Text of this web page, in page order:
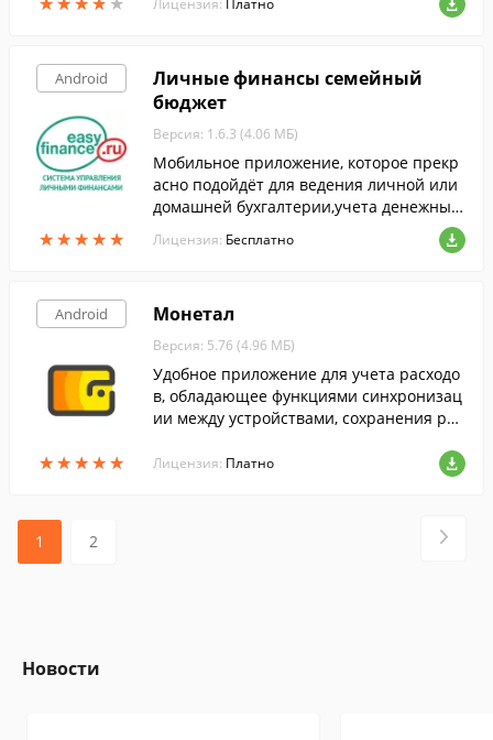
Лицензия: Платно
Android
★★★★★
★★★★★
Личные финансы семейный
бюджет
Версия: 1.6.3 (4.06 МБ)
Мобильное приложение, которое прекр
асно подойдёт для ведения личной или
домашней бухгалтерии,учета денежных
средств и планирования семейного бюд
жета.
Лицензия: Бесплатно
Android
★★★★★
★★★★★
Монетал
Версия: 5.76 (4.96 МБ)
Удобное приложение для учета расходо
в, обладающее функциями синхронизац
ии между устройствами, сохранения рез
й скоростью работы
Лицензия: Платно
1 2
Новости